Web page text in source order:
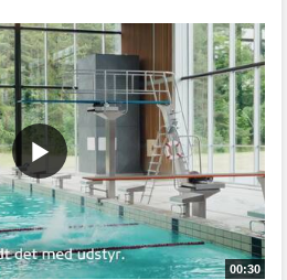
00:30